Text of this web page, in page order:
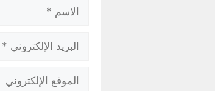
الإلكتروني
الإلكتروني